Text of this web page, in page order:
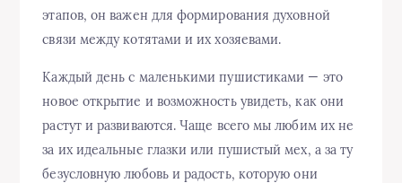
этапов, он важен для формирования духовной
связи между котятами и их хозяевами.
Каждый день с маленькими пушистиками — это
новое открытие и возможность увидеть, как они
растут и развиваются. Чаще всего мы любим их не
за их идеальные глазки или пушистый мех, а за ту
безусловную любовь и радость, которую они